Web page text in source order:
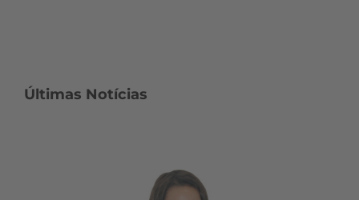
Últimas Notícias